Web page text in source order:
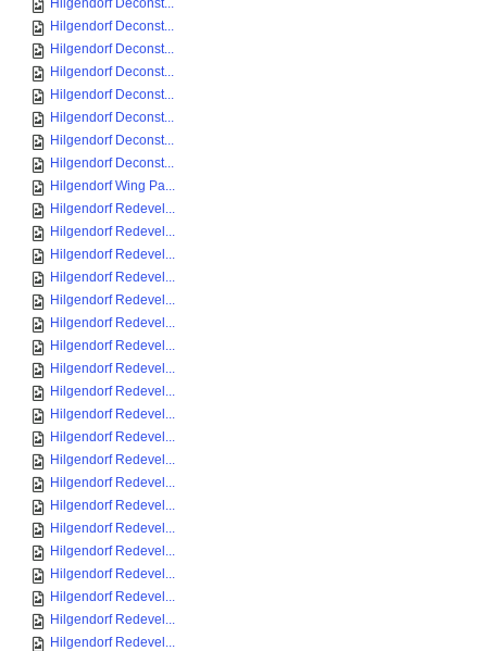
Hilgendorf Deconst...
Hilgendorf Deconst...
Hilgendorf Deconst...
Hilgendorf Deconst...
Hilgendorf Deconst...
Hilgendorf Deconst...
Hilgendorf Deconst...
Hilgendorf Deconst...
Hilgendorf Wing Pa...
Hilgendorf Redevel...
Hilgendorf Redevel...
Hilgendorf Redevel...
Hilgendorf Redevel...
Hilgendorf Redevel...
Hilgendorf Redevel...
Hilgendorf Redevel...
Hilgendorf Redevel...
Hilgendorf Redevel...
Hilgendorf Redevel...
Hilgendorf Redevel...
Hilgendorf Redevel...
Hilgendorf Redevel...
Hilgendorf Redevel...
Hilgendorf Redevel...
Hilgendorf Redevel...
Hilgendorf Redevel...
Hilgendorf Redevel...
Hilgendorf Redevel...
Hilgendorf Redevel...